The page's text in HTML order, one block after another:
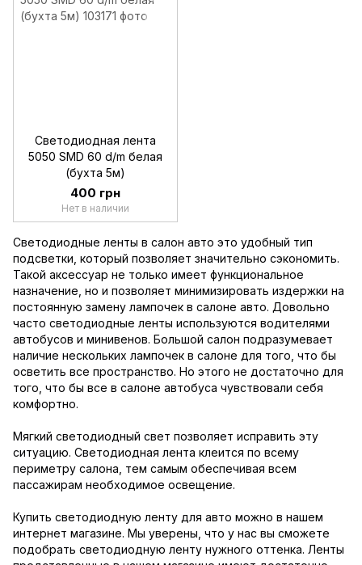
Светодиодная лента
5050 SMD 60 d/m белая
(бухта 5м)
400 грн
Нет в наличии
Светодиодные ленты в салон авто это удобный тип
подсветки, который позволяет значительно сэкономить.
Такой аксессуар не только имеет функциональное
назначение, но и позволяет минимизировать издержки на
постоянную замену лампочек в салоне авто. Довольно
часто светодиодные ленты используются водителями
автобусов и минивенов. Большой салон подразумевает
наличие нескольких лампочек в салоне для того, что бы
осветить все пространство. Но этого не достаточно для
того, что бы все в салоне автобуса чувствовали себя
комфортно.
Мягкий светодиодный свет позволяет исправить эту
ситуацию. Светодиодная лента клеится по всему
периметру салона, тем самым обеспечивая всем
пассажирам необходимое освещение.
Купить светодиодную ленту для авто можно в нашем
интернет магазине. Мы уверены, что у нас вы сможете
подобрать светодиодную ленту нужного оттенка. Ленты